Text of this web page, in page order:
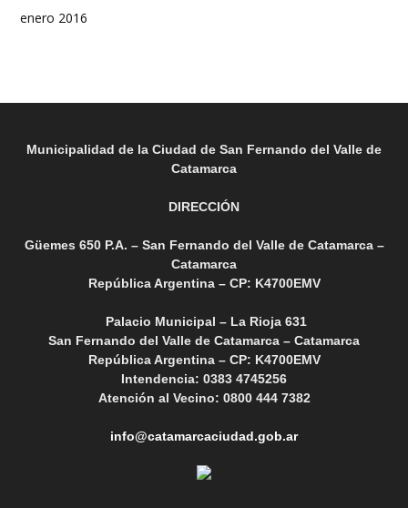
enero 2016
Municipalidad de la Ciudad de San Fernando del Valle de
Catamarca
DIRECCIÓN
Güemes 650 P.A. – San Fernando del Valle de Catamarca –
Catamarca
República Argentina – CP: K4700EMV
Palacio Municipal – La Rioja 631
San Fernando del Valle de Catamarca – Catamarca
República Argentina – CP: K4700EMV
Intendencia: 0383 4745256
Atención al Vecino: 0800 444 7382
info@catamarcaciudad.gob.ar